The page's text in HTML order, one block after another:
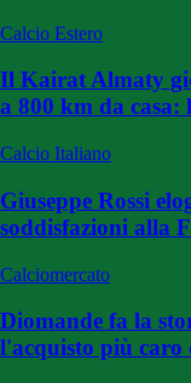
Calcio Estero
Il Kairat Almaty
a 800 km da
Calcio Italiano
Giuseppe Rossi
soddisfazioni alla
Calciomercato
Diomande fa la
l'acquisto più caro